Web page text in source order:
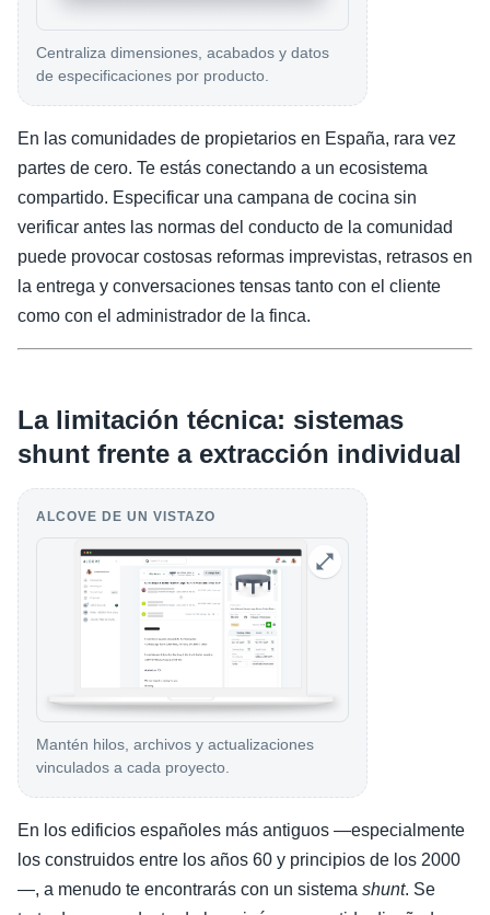
Centraliza dimensiones, acabados y datos
de especificaciones por producto.
En las comunidades de propietarios en España, rara vez
partes de cero. Te estás conectando a un ecosistema
compartido. Especificar una campana de cocina sin
verificar antes las normas del conducto de la comunidad
puede provocar costosas reformas imprevistas, retrasos en
la entrega y conversaciones tensas tanto con el cliente
como con el administrador de la finca.
La limitación técnica: sistemas
shunt frente a extracción individual
ALCOVE DE UN VISTAZO
Mantén hilos, archivos y actualizaciones
vinculados a cada proyecto.
En los edificios españoles más antiguos —especialmente
los construidos entre los años 60 y principios de los 2000
—, a menudo te encontrarás con un sistema shunt. Se